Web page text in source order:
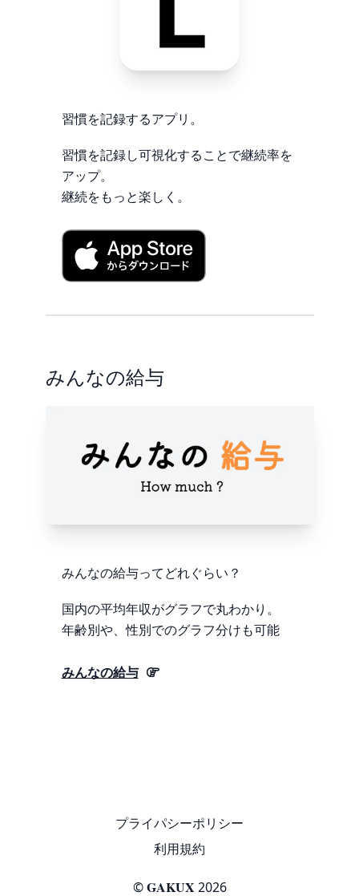
習慣を記録するアプリ。
習慣を記録し可視化することで継続率を
アップ。
継続をもっと楽しく。
みんなの給与
みんなの給与ってどれぐらい？
国内の平均年収がグラフで丸わかり。
年齢別や、性別でのグラフ分けも可能
みんなの給与
プライパシーポリシー
利用規約
©GAKUX 2026